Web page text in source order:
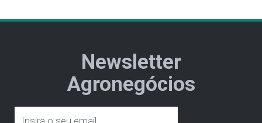
Newsletter
Agronegócios